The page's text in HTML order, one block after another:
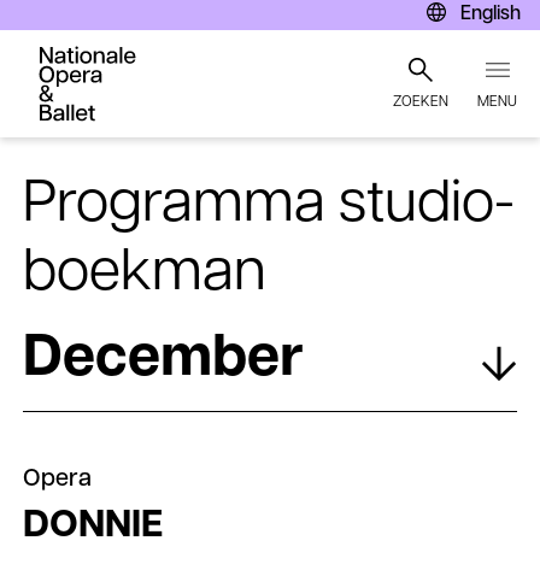
en
naar
inhoud
gaan
English
ZOEKEN MENU
Programma studio-
boekman
December
Opera
DONNIE